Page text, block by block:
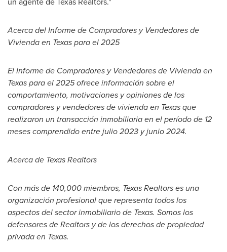
Acerca del Informe de Compradores y Vendedores de
Vivienda en Texaspara el 2025
El Informe de Compradores y Vendedores de Vivienda en
Texaspara el 2025 ofrece información sobre el
comportamiento, motivaciones y opiniones de los
compradores y vendedores de vivienda en Texasque
realizaron un transacción inmobiliaria en el período de 12
meses comprendido entre julio 2023 y junio 2024.
Acerca de Texas Realtors
Con más de 140,000 miembros, Texas Realtors es una
organización profesional que representa todos los
aspectos del sector inmobiliario de Texas. Somos los
defensores de Realtors y de los derechos de propiedad
privada en Texas.